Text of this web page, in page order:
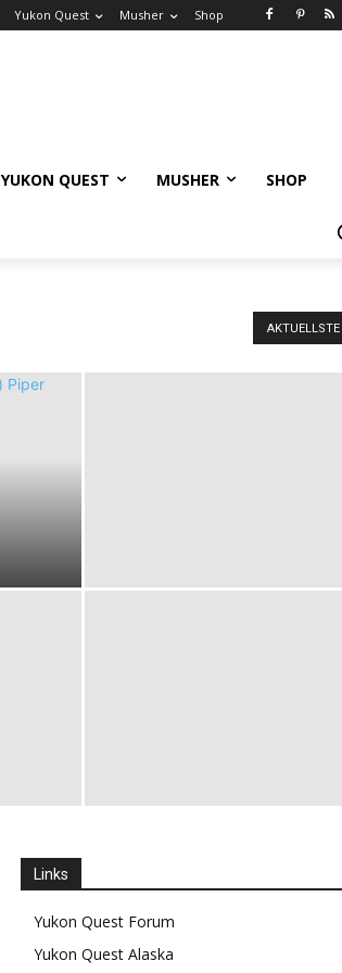
Yukon Quest Musher Shop
YUKON QUEST MUSHER SHOP
AKTUELLSTE
Links
Yukon Quest Forum
Yukon Quest Alaska